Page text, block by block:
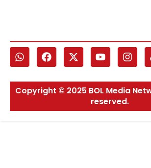
Copyright © 2025 BOL Media
reserved.